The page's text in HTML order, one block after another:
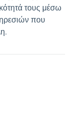
τους μέσω
που